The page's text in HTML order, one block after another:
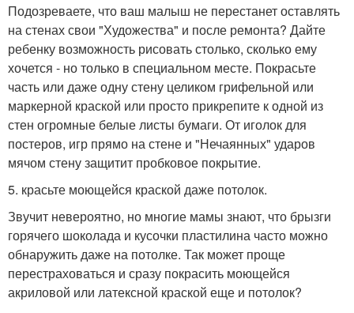
Подозреваете, что ваш малыш не перестанет оставлять
на стенах свои "Художества" и после ремонта? Дайте
ребенку возможность рисовать столько, сколько ему
хочется - но только в специальном месте. Покрасьте
часть или даже одну стену целиком грифельной или
маркерной краской или просто прикрепите к одной из
стен огромные белые листы бумаги. От иголок для
постеров, игр прямо на стене и "Нечаянных" ударов
мячом стену защитит пробковое покрытие.
5. красьте моющейся краской даже потолок.
Звучит невероятно, но многие мамы знают, что брызги
горячего шоколада и кусочки пластилина часто можно
обнаружить даже на потолке. Так может проще
перестраховаться и сразу покрасить моющейся
акриловой или латексной краской еще и потолок?